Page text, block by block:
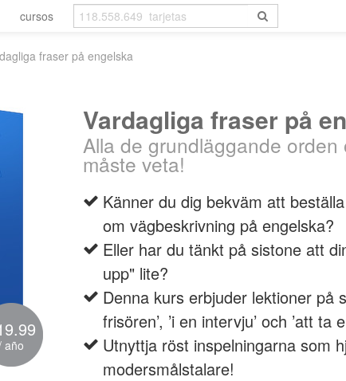
cursos
fraser på engelska
año
Vardagliga fraser på
Alla de grundläggande
måste veta!
Känner du dig bekväm att
om vägbeskrivning på engelska?
Eller har du tänkt på sistone att
upp" lite?
Denna kurs erbjuder lektioner på
frisören’, ’i en intervju’ och ’att ta
Utnyttja röst inspelningarna som
modersmålstalare!